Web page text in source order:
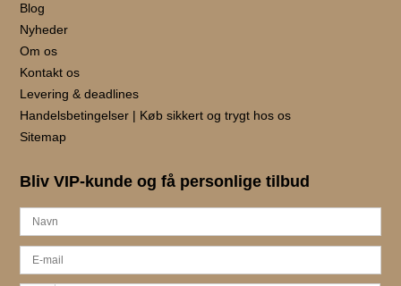
Blog
Nyheder
Om os
Kontakt os
Levering & deadlines
Handelsbetingelser | Køb sikkert og trygt hos os
Sitemap
Bliv VIP-kunde og få personlige tilbud